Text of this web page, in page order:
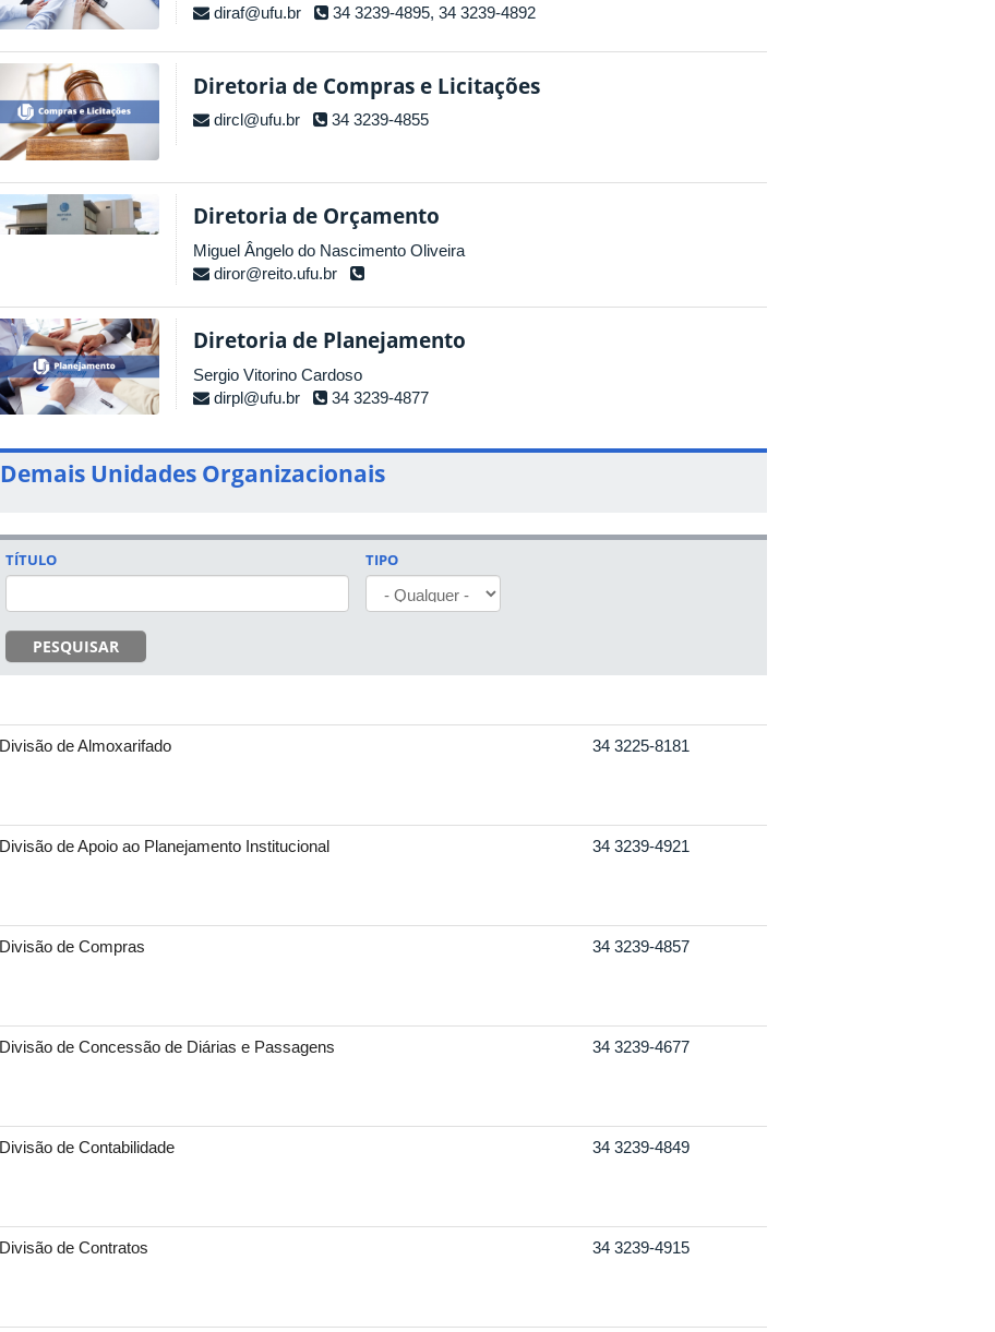
diraf@ufu.br
34 3239-4895, 34 3239-4892
Diretoria de Compras e Licitações
dircl@ufu.br 34 3239-4855
Diretoria de Orçamento
Miguel Ângelo do Nascimento Oliveira
diror@reito.ufu.br
Diretoria de Planejamento
Sergio Vitorino Cardoso
dirpl@ufu.br
34 3239-4877
Demais Unidades Organizacionais
TÍTULO TIPO
PESQUISAR
Divisão de Almoxarifado 34 3225-8181
Divisão de Apoio ao Planejamento Institucional 34 3239-4921
Divisão de Compras 34 3239-4857
Divisão de Concessão de Diárias e Passagens 34 3239-4677
Divisão de Contabilidade 34 3239-4849
Divisão de Contratos 34 3239-4915